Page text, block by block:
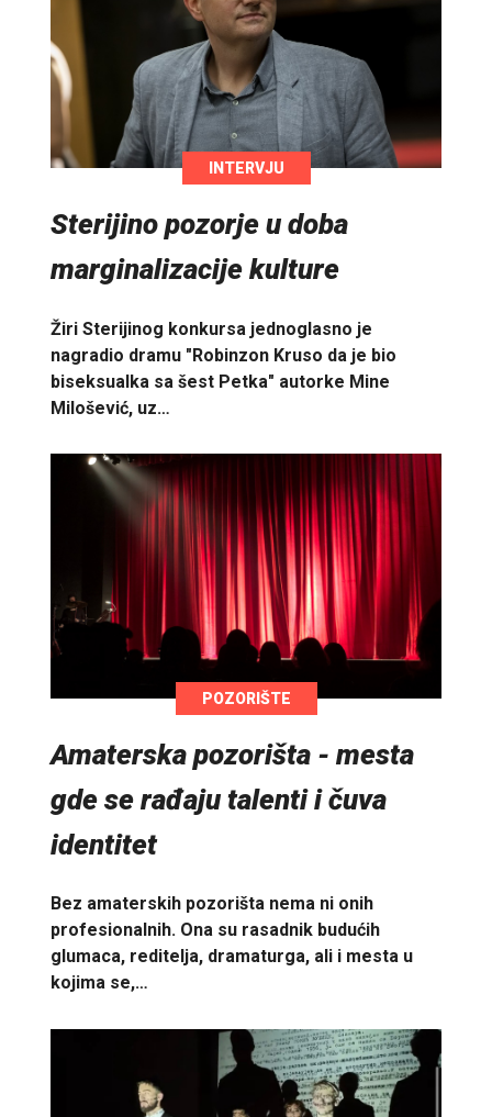
INTERVJU
Sterijino pozorje u doba
marginalizacije kulture
Žiri Sterijinog konkursa jednoglasno je
nagradio dramu "Robinzon Kruso da je bio
biseksualka sa šest Petka" autorke Mine
Milošević, uz…
POZORIŠTE
Amaterska pozorišta - mesta
gde se rađaju talenti i čuva
identitet
Bez amaterskih pozorišta nema ni onih
profesionalnih. Ona su rasadnik budućih
glumaca, reditelja, dramaturga, ali i mesta u
kojima se,…